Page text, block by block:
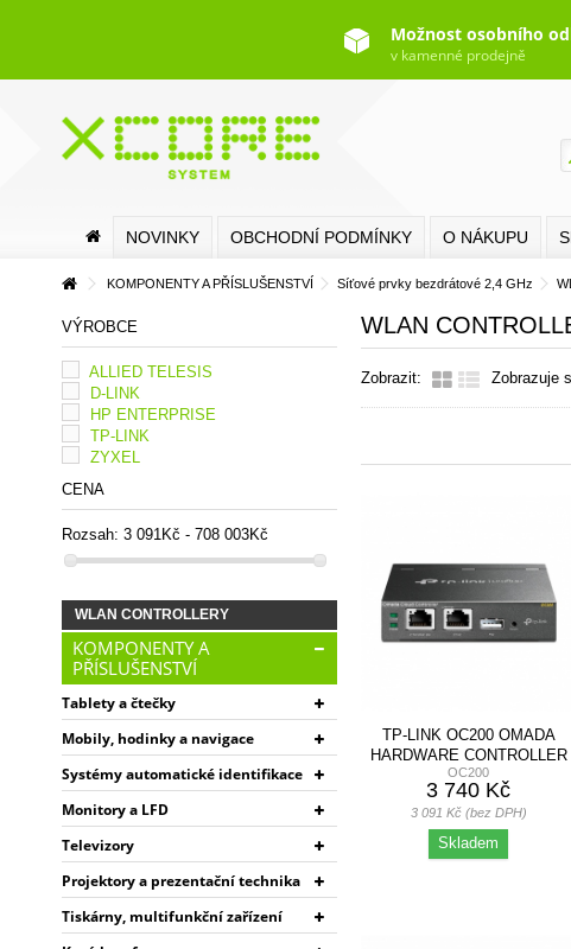
Možnost osobního
v kamenné prodejně
NOVINKY OBCHODNÍ PODMÍNKY O NÁKUPU
KOMPONENTY A PŘÍSLUŠENSTVÍ Síťové prvky bezdrátové 2,4 GHz
WLAN
Zobrazit: Zobrazuje
TP-LINK OC200 OMADA
HARDWARE CONTROLLER
OMADA SDN
OC200
3 740 Kč
3 091 Kč (bez DPH)
Skladem
VÝROBCE
ALLIED TELESIS
D-LINK
HP ENTERPRISE
TP-LINK
ZYXEL
CENA
Rozsah: 3 091Kč - 708 003Kč
WLAN CONTROLLERY
KOMPONENTY A
PŘÍSLUŠENSTVÍ
Tablety a čtečky
Mobily, hodinky a navigace
Systémy automatické identifikace
Monitory a LFD
Televizory
Projektory a prezentační technika
Tiskárny, multifunkční zařízení